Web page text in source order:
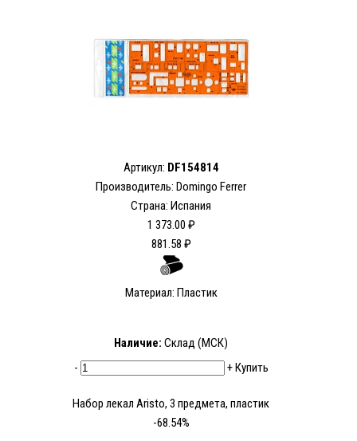
Артикул: DF154814
Производитель: Domingo Ferrer
Страна: Испания
1 373.00 ₽
881.58 ₽
Материал: Пластик
Наличие: Склад (МСК)
-
+Купить
Набор лекал Aristo, 3 предмета, пластик
-68.54%